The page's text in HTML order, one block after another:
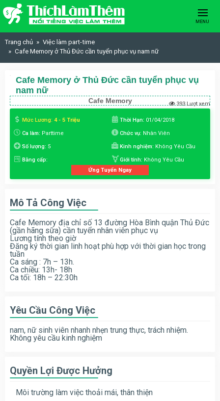
Skip to content
MENU
Trang chủ
Việc làm part-time
Cafe Memory ở Thủ Đức cần tuyển phục vụ nam nữ
Cafe Memory ở Thủ Đức cần tuyển phục vụ
nam nữ
Cafe Memory 393 Lượt xem
Mức Lương: 4 - 5 Triệu Thời Hạn: 01/04/2018
Ca làm: Parttime Chức vụ: Nhân Viên
Số lượng: 5 Kinh nghiệm: Không Yêu Cầu
Bằng cấp: Giới tính: Không Yêu Cầu
Ứng Tuyển Ngay
Mô Tả Công Việc
Cafe Memory địa chỉ số 13 đường Hòa Bình quận Thủ Đức
(gần hãng sữa) cần tuyển nhân viên phục vụ
Lương tính theo giờ
Đăng ký thời gian linh hoạt phù hợp với thời gian học trong
tuần
Ca sáng : 7h – 13h.
Ca chiều: 13h- 18h
Ca tối: 18h – 22:30h
Yêu Cầu Công Việc
nam, nữ sinh viên nhanh nhẹn trung thực, trách nhiệm.
Không yêu cầu kinh nghiệm
Quyền Lợi Được Hưởng
Môi trường làm việc thoải mái, thân thiện